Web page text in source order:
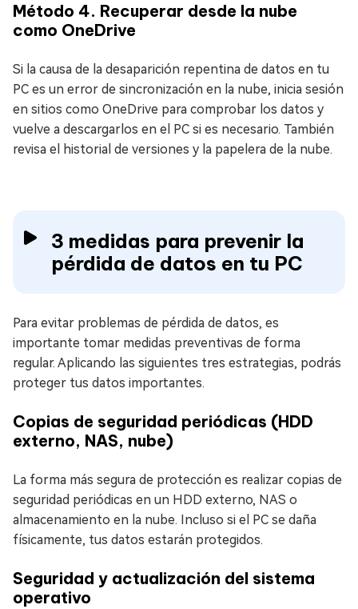
Método 4. Recuperar desde la nube
como OneDrive
Si la causa de la desaparición repentina de datos en tu
PC es un error de sincronización en la nube, inicia sesión
en sitios como OneDrive para comprobar los datos y
vuelve a descargarlos en el PC si es necesario. También
revisa el historial de versiones y la papelera de la nube.
3 medidas para prevenir la
pérdida de datos en tu PC
Para evitar problemas de pérdida de datos, es
importante tomar medidas preventivas de forma
regular. Aplicando las siguientes tres estrategias, podrás
proteger tus datos importantes.
Copias de seguridad periódicas (HDD
externo, NAS, nube)
La forma más segura de protección es realizar copias de
seguridad periódicas en un HDD externo, NAS o
almacenamiento en la nube. Incluso si el PC se daña
físicamente, tus datos estarán protegidos.
Seguridad y actualización del sistema
operativo